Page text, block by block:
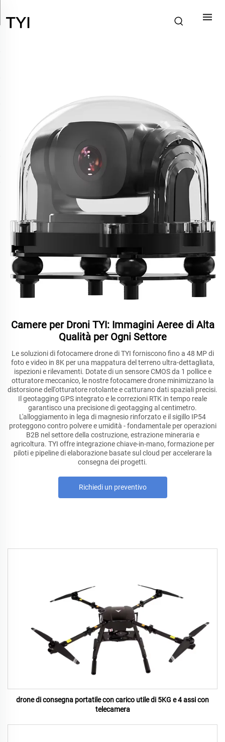
Camere per Droni TYI: Immagini Aeree di Alta
Qualità per Ogni Settore
Le soluzioni di fotocamere drone di TYI forniscono fino a 48 MP di
foto e video in 8K per una mappatura del terreno ultra-dettagliata,
ispezioni e rilevamenti. Dotate di un sensore CMOS da 1 pollice e
otturatore meccanico, le nostre fotocamere drone minimizzano la
distorsione dell'otturatore rotolante e catturano dati spaziali precisi.
Il geotagging GPS integrato e le correzioni RTK in tempo reale
garantisco una precisione di geotagging al centimetro.
L'alloggiamento in lega di magnesio rinforzato e il sigillo IP54
proteggono contro polvere e umidità - fondamentale per operazioni
B2B nel settore della costruzione, estrazione mineraria e
agricoltura. TYI offre integrazione chiave-in-mano, formazione per
piloti e pipeline di elaborazione basate sul cloud per accelerare la
consegna dei progetti.
Richiedi un preventivo
drone di consegna portatile con carico utile di 5KG e 4 assi con
telecamera